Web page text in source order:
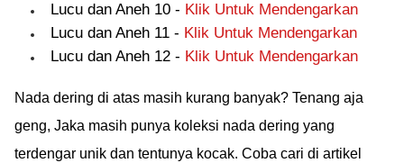
Lucu dan Aneh 10 - Klik Untuk Mendengarkan
Lucu dan Aneh 11 - Klik Untuk Mendengarkan
Lucu dan Aneh 12 - Klik Untuk Mendengarkan
Nada dering di atas masih kurang banyak? Tenang aja
geng, Jaka masih punya koleksi nada dering yang
terdengar unik dan tentunya kocak. Coba cari di artikel